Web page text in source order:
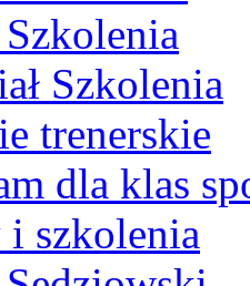
Szkolenia
trenerskie
dla klas
szkolenia